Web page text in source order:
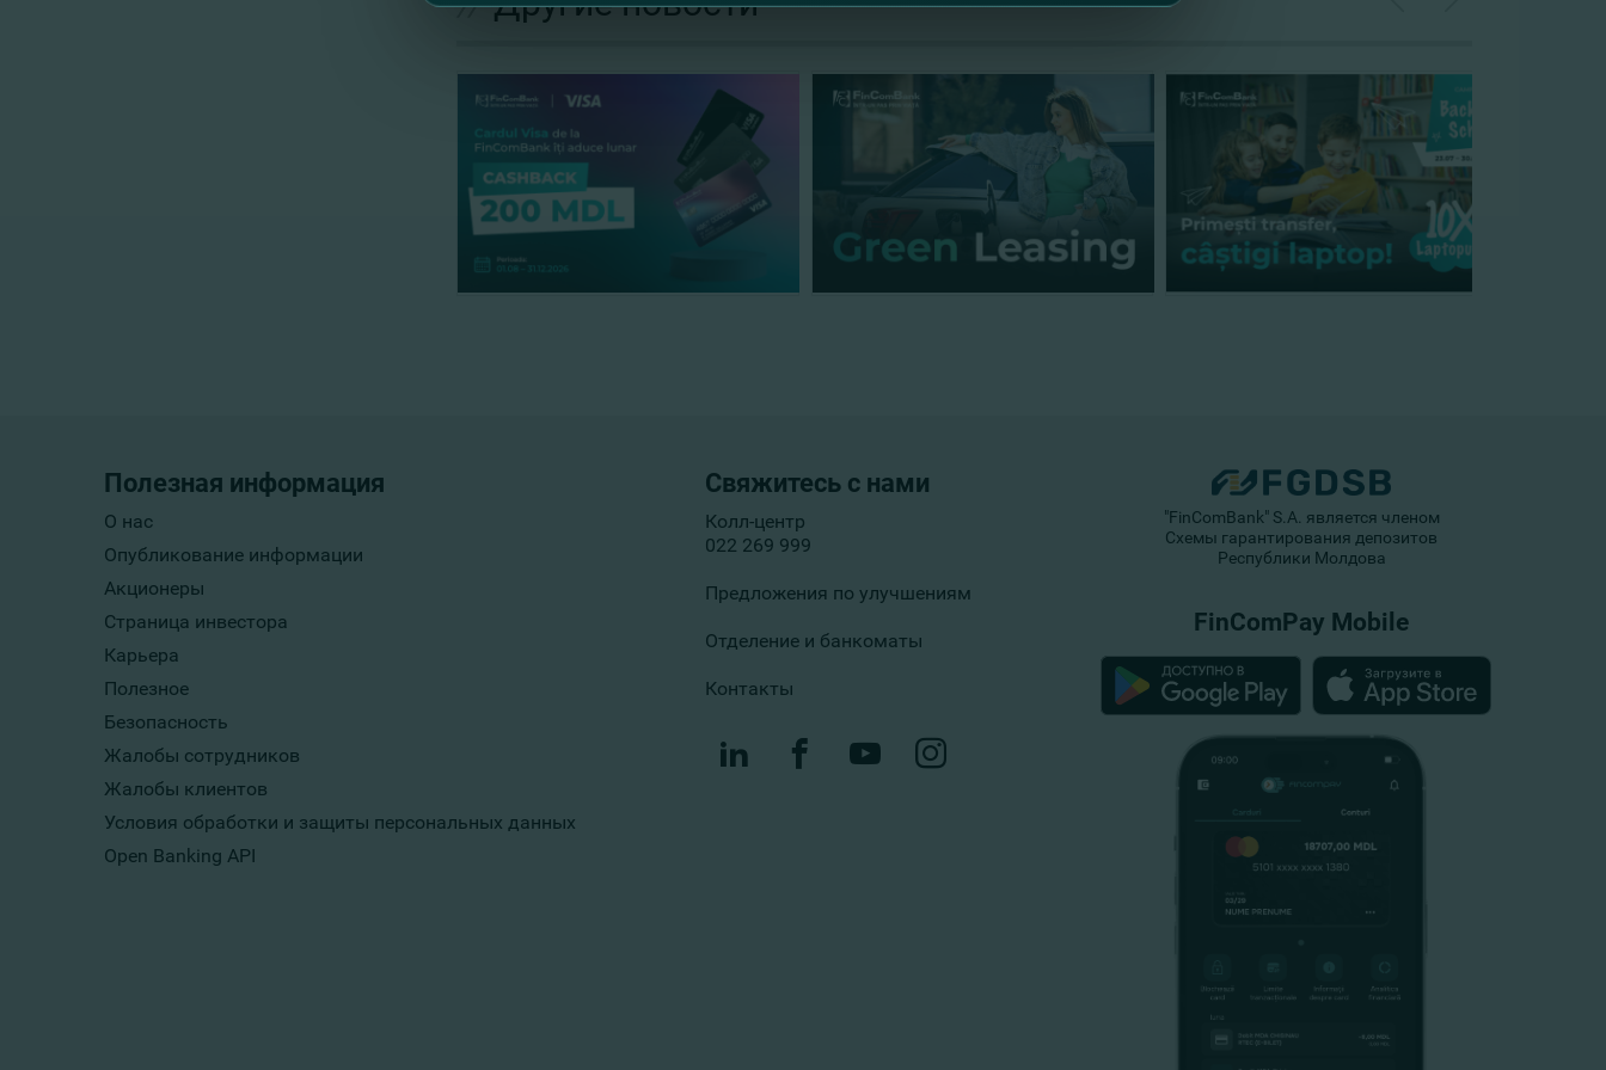
Полезная информация
О нас
Опубликование информации
Акционеры
Страница инвестора
Карьера
Полезное
Безопасность
Жалобы сотрудников
Жалобы клиентов
Условия обработки и защиты персональных данных
Open Banking API
Свяжитесь с нами
Колл-центр
022 269 999
Предложения по улучшениям
Отделение и банкоматы
Контакты
"FinComBank" S.A. является членом
Схемы гарантирования депозитов
Республики Молдова
FinComPay Mobile